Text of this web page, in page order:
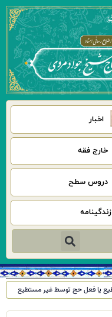
اخبار
خارج فقه
دروس سطح
زندگینامه
جستجو